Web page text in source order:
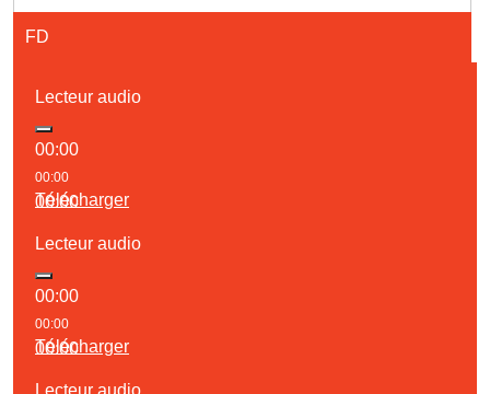
FD
Lecteur audio
00:00
00:00
00:00
Télécharger
Lecteur audio
00:00
00:00
00:00
Télécharger
Lecteur audio